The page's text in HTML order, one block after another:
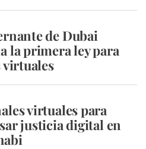
de Dubai
la primera ley para
virtuales
virtuales para
justicia digital en